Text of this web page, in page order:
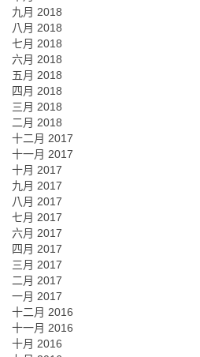
九月 2018
八月 2018
七月 2018
六月 2018
五月 2018
四月 2018
三月 2018
二月 2018
十二月 2017
十一月 2017
十月 2017
九月 2017
八月 2017
七月 2017
六月 2017
四月 2017
三月 2017
二月 2017
一月 2017
十二月 2016
十一月 2016
十月 2016